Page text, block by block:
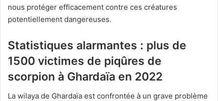
nous protéger efficacement contre ces créatures
potentiellement dangereuses.
Statistiques alarmantes : plus de
1500 victimes de piqûres de
scorpion à Ghardaïa en 2022
La wilaya de Ghardaïa est confrontée à un grave problème